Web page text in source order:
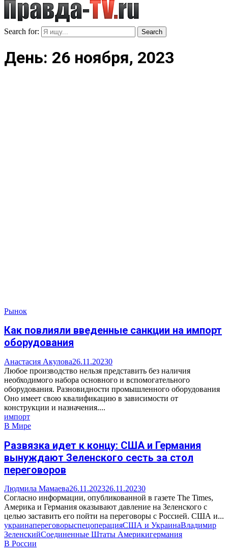
Search for: Search
День: 26 ноября, 2023
Рынок
Как повлияли введенные санкции на импорт
оборудования
Анастасия Акулова26.11.20230
Любое производство нельзя представить без наличия
необходимого набора основного и вспомогательного
оборудования. Разновидности промышленного оборудования
Оно имеет свою квалификацию в зависимости от
конструкции и назначения....
импорт
В Мире
Развязка идет к концу: США и Германия
вынуждают Зеленского сесть за стол
переговоров
Людмила Мамаева26.11.202326.11.20230
Согласно информации, опубликованной в газете The Times,
Америка и Германия оказывают давление на Зеленского с
целью заставить его пойти на переговоры с Россией. США и...
украинапереговорыспецоперацияСША и УкраинаВладимир
ЗеленскийСоединенные Штаты Америкигермания
В России